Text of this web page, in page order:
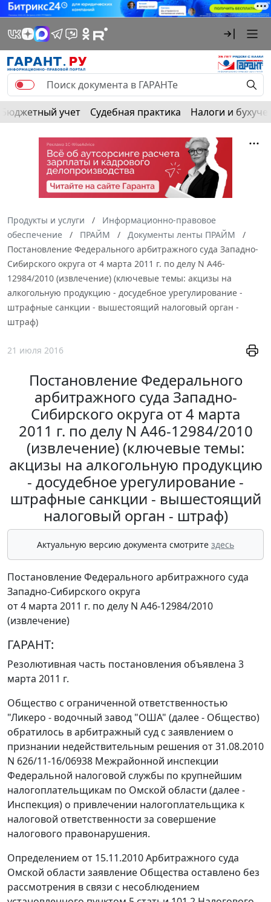
Бюджетный учет Судебная практика Налоги и
Продукты и услуги
Информационно-правовое
обеспечение
ПРАЙМ
Документы ленты ПРАЙМ
Постановление Федерального арбитражного суда Западно-
Сибирского округа от 4 марта 2011 г. по делу N А46-
12984/2010 (извлечение) (ключевые темы: акцизы на
алкогольную продукцию - досудебное урегулирование -
штрафные санкции - вышестоящий налоговый орган -
штраф)
21 июля 2016
Постановление Федерального
арбитражного суда Западно-
Сибирского округа от 4 марта
2011 г. по делу N А46-12984/2010
(извлечение) (ключевые темы:
акцизы на алкогольную продукцию
- досудебное урегулирование -
штрафные санкции - вышестоящий
налоговый орган - штраф)
Актуальную версию документа смотрите здесь
Постановление Федерального арбитражного суда
Западно-Сибирского округа
от 4 марта 2011 г. по делу N А46-12984/2010
(извлечение)
ГАРАНТ:
Резолютивная часть постановления объявлена 3
марта 2011 г.
Общество с ограниченной ответственностью
"Ликеро - водочный завод "ОША" (далее - Общество)
обратилось в арбитражный суд с заявлением о
признании недействительным решения от 31.08.2010
N 626/11-16/06938 Межрайонной инспекции
Федеральной налоговой службы по крупнейшим
налогоплательщикам по Омской области (далее -
Инспекция) о привлечении налогоплательщика к
налоговой ответственности за совершение
налогового правонарушения.
Определением от 15.11.2010 Арбитражного суда
Омской области заявление Общества оставлено без
рассмотрения в связи с несоблюдением